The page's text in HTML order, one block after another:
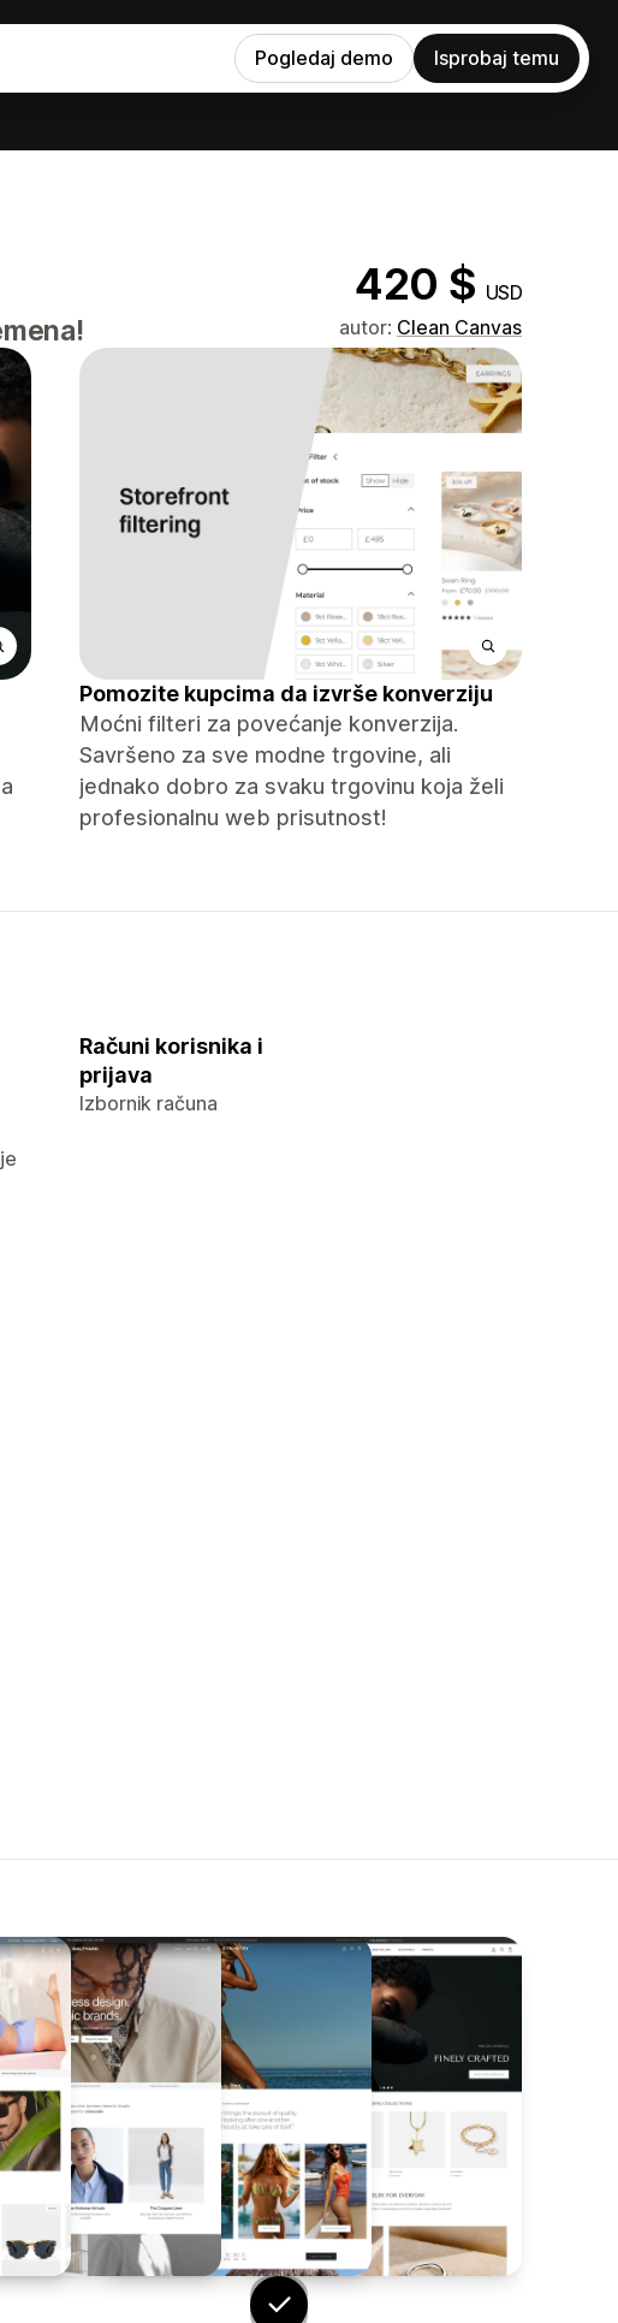
Pogledaj demo Isprobaj temu
420 $ USD
autor: Clean Canvas
Pomozite kupcima da izvrše konverziju
Moćni filteri za povećanje konverzija.
Savršeno za sve modne trgovine, ali
jednako dobro za svaku trgovinu koja želi
profesionalnu web prisutnost!
Računi korisnika i
prijava
Izbornik računa